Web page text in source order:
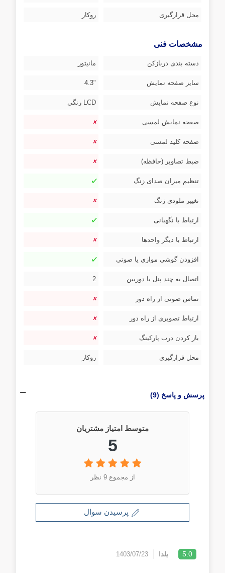
محل قرارگیری روکار
مشخصات فنی
دسته بندی دربازکن مانیتور
سایز صفحه نمایش "4.3
نوع صفحه نمایش LCD رنگی
صفحه نمایش لمسی
صفحه کلید لمسی
ضبط تصاویر (حافظه)
تنظیم میزان صدای زنگ
تغییر ملودی زنگ
ارتباط با نگهبانی
ارتباط با دیگر واحدها
افزودن گوشی موازی یا صوتی
اتصال به چند پنل یا دوربین 2
تماس صوتی از راه دور
ارتباط تصویری از راه دور
باز کردن درب پارکینگ
محل قرارگیری روکار
پرسش و پاسخ (9)
متوسط امتیاز مشتریان
5
از مجموع 9 نظر
پرسیدن سوال
5.0 یلدا 1403/07/23